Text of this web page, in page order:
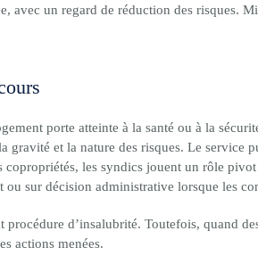
avec un regard de réduction des risques.
porte atteinte à la santé ou à la
et la nature des risques. Le service
les syndics jouent un rôle
sur décision administrative lorsque les
d’insalubrité. Toutefois, quand
actions menées.